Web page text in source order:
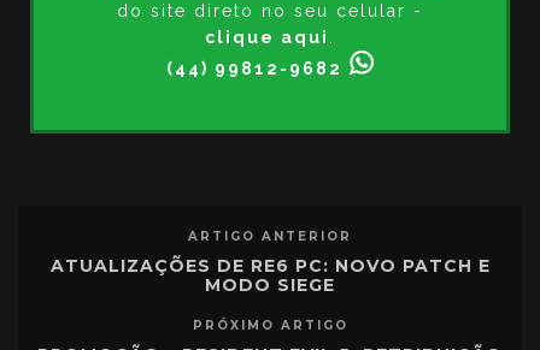
do site direto no seu celular -
clique aqui .
(44) 99812-9682
ARTIGO ANTERIOR
ATUALIZAÇÕES DE RE6 PC: NOVO PATCH E
MODO SIEGE
PRÓXIMO ARTIGO